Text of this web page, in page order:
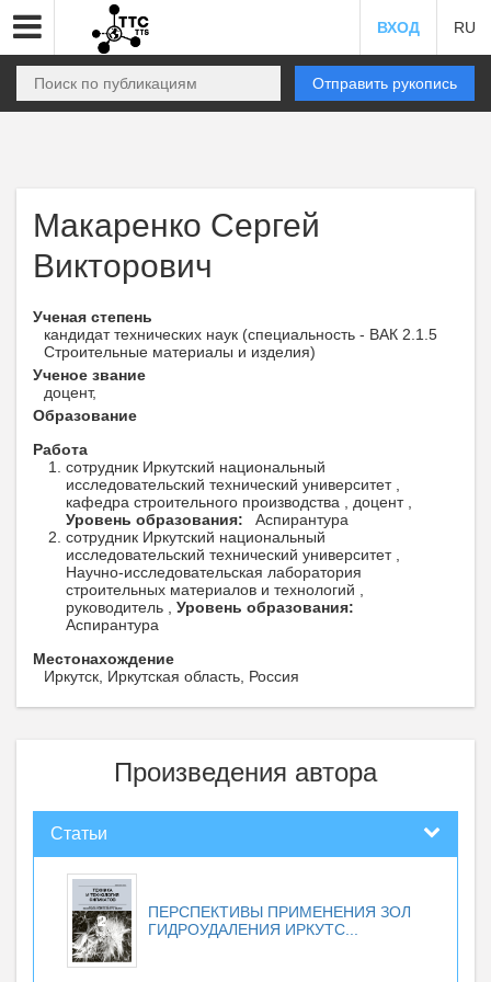
ВХОД RU
Отправить рукопись
Макаренко Сергей
Викторович
Ученая степень
кандидат технических наук (специальность - ВАК 2.1.5
Строительные материалы и изделия)
Ученое звание
доцент,
Образование
Работа
сотрудник Иркутский национальный
исследовательский технический университет ,
кафедра строительного производства , доцент ,
Уровень образования:
Аспирантура
сотрудник Иркутский национальный
исследовательский технический университет ,
Научно-исследовательская лаборатория
строительных материалов и технологий ,
руководитель , Уровень образования:
Аспирантура
Местонахождение
Иркутск, Иркутская область, Россия
Произведения автора
Статьи
ПЕРСПЕКТИВЫ ПРИМЕНЕНИЯ ЗОЛ
ГИДРОУДАЛЕНИЯ ИРКУТС...